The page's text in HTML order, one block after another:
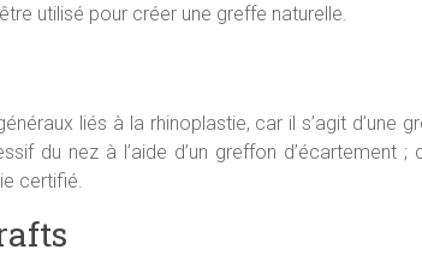
utilisé pour créer une greffe naturelle.
liés à la rhinoplastie, car il s’agit d’une
du nez à l’aide d’un greffon d’écartement ;
certifié.